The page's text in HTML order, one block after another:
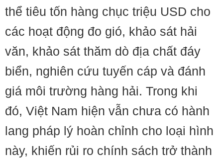
thể tiêu tốn hàng chục triệu USD cho
các hoạt động đo gió, khảo sát hải
văn, khảo sát thăm dò địa chất đáy
biển, nghiên cứu tuyến cáp và đánh
giá môi trường hàng hải. Trong khi
đó, Việt Nam hiện vẫn chưa có hành
lang pháp lý hoàn chỉnh cho loại hình
này, khiến rủi ro chính sách trở thành